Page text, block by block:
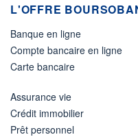
L'OFFRE
Banque en ligne
Compte bancaire en ligne
Carte bancaire
Assurance vie
Crédit immobilier
Prêt personnel